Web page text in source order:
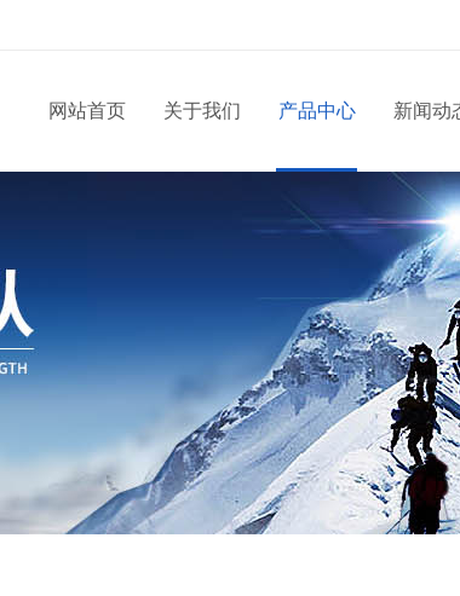
网站首页 关于我们 产品中心 新闻动